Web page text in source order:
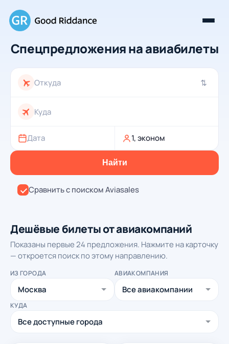
Спецпредложения на авиабилеты
⇄
Дата 1, эконом
Найти
Сравнить с поиском Aviasales
Дешёвые билеты от авиакомпаний
Показаны первые 24 предложения. Нажмите на карточку
— откроется поиск по этому направлению.
ИЗ ГОРОДА АВИАКОМПАНИЯ
КУДА